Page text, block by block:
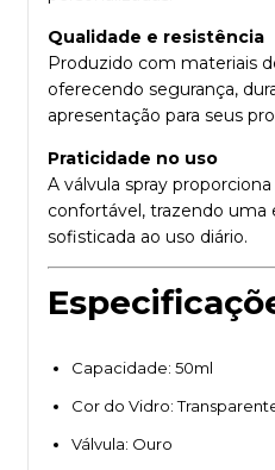
Qualidade e resistência
Produzido com materiais
oferecendo segurança,
apresentação para seus
Praticidade no uso
A válvula spray
confortável, trazendo uma
sofisticada ao uso diário.
Capacidade: 50ml
Cor do Vidro:
Válvula: Ouro